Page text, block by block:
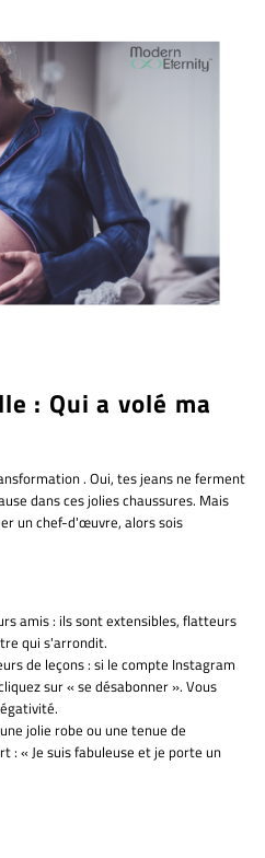
: Qui a volé ma
. Oui, tes jeans ne ferment
dans ces jolies chaussures. Mais
un chef-d'œuvre, alors sois
amis : ils sont extensibles, flatteurs
qui s'arrondit.
de leçons : si le compte Instagram
sur « se désabonner ». Vous
jolie robe ou une tenue de
: « Je suis fabuleuse etje porte un